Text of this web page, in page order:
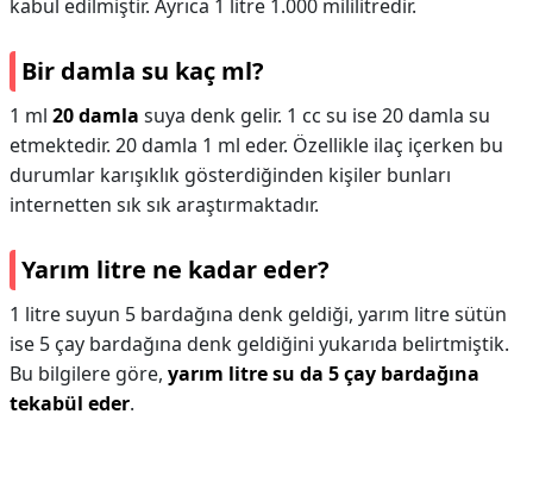
kabul edilmiştir. Ayrıca 1 litre 1.000 mililitredir.
Bir damla su kaç ml?
1 ml 20 damla suya denk gelir. 1 cc su ise 20 damla su
etmektedir. 20 damla 1 ml eder. Özellikle ilaç içerken bu
durumlar karışıklık gösterdiğinden kişiler bunları
internetten sık sık araştırmaktadır.
Yarım litre ne kadar eder?
1 litre suyun 5 bardağına denk geldiği, yarım litre sütün
ise 5 çay bardağına denk geldiğini yukarıda belirtmiştik.
Bu bilgilere göre, yarım litre su da 5 çay bardağına
tekabül eder.